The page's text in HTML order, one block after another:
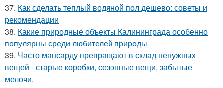
37. Как сделать теплый водяной пол дешево: советы и
рекомендации
38. Какие природные объекты Калининграда особенно
популярны среди любителей природы
39. Часто мансарду превращают в склад ненужных
вещей - старые коробки, сезонные вещи, забытые
мелочи.